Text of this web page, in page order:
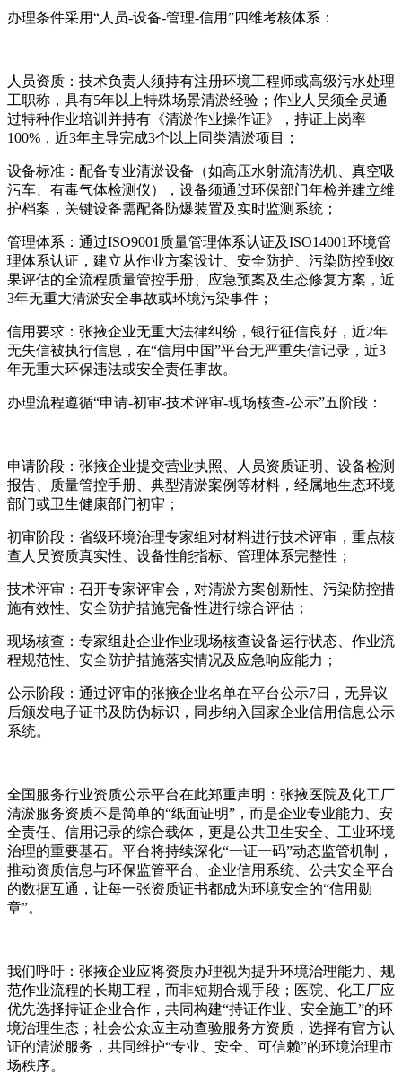
办理条件采用“人员-设备-管理-信用”四维考核体系：
人员资质：技术负责人须持有注册环境工程师或高级污水处理
工职称，具有5年以上特殊场景清淤经验；作业人员须全员通
过特种作业培训并持有《清淤作业操作证》，持证上岗率
100%，近3年主导完成3个以上同类清淤项目；
设备标准：配备专业清淤设备（如高压水射流清洗机、真空吸
污车、有毒气体检测仪），设备须通过环保部门年检并建立维
护档案，关键设备需配备防爆装置及实时监测系统；
管理体系：通过ISO9001质量管理体系认证及ISO14001环境管
理体系认证，建立从作业方案设计、安全防护、污染防控到效
果评估的全流程质量管控手册、应急预案及生态修复方案，近
3年无重大清淤安全事故或环境污染事件；
信用要求：张掖企业无重大法律纠纷，银行征信良好，近2年
无失信被执行信息，在“信用中国”平台无严重失信记录，近3
年无重大环保违法或安全责任事故。
办理流程遵循“申请-初审-技术评审-现场核查-公示”五阶段：
申请阶段：张掖企业提交营业执照、人员资质证明、设备检测
报告、质量管控手册、典型清淤案例等材料，经属地生态环境
部门或卫生健康部门初审；
初审阶段：省级环境治理专家组对材料进行技术评审，重点核
查人员资质真实性、设备性能指标、管理体系完整性；
技术评审：召开专家评审会，对清淤方案创新性、污染防控措
施有效性、安全防护措施完备性进行综合评估；
现场核查：专家组赴企业作业现场核查设备运行状态、作业流
程规范性、安全防护措施落实情况及应急响应能力；
公示阶段：通过评审的张掖企业名单在平台公示7日，无异议
后颁发电子证书及防伪标识，同步纳入国家企业信用信息公示
系统。
全国服务行业资质公示平台在此郑重声明：张掖医院及化工厂
清淤服务资质不是简单的“纸面证明”，而是企业专业能力、安
全责任、信用记录的综合载体，更是公共卫生安全、工业环境
治理的重要基石。平台将持续深化“一证一码”动态监管机制，
推动资质信息与环保监管平台、企业信用系统、公共安全平台
的数据互通，让每一张资质证书都成为环境安全的“信用勋
章”。
我们呼吁：张掖企业应将资质办理视为提升环境治理能力、规
范作业流程的长期工程，而非短期合规手段；医院、化工厂应
优先选择持证企业合作，共同构建“持证作业、安全施工”的环
境治理生态；社会公众应主动查验服务方资质，选择有官方认
证的清淤服务，共同维护“专业、安全、可信赖”的环境治理市
场秩序。